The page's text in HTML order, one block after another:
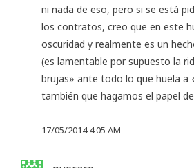
ni nada de eso, pero si se está
los contratos, creo que en este
oscuridad y realmente es un
(es lamentable por supuesto la
brujas» ante todo lo que huela a
también que hagamos el papel
17/05/2014 4:05 AM